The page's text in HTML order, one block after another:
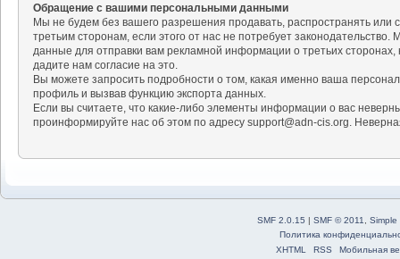
Обращение с вашими персональными данными
Мы не будем без вашего разрешения продавать, распространять
третьим сторонам, если этого от нас не потребует
данные для отправки вам рекламной информации о третьих сторонах,
дадите нам согласие на это.
Вы можете запросить подробности о том, какая именно ваша
профиль и вызвав функцию экспорта данных.
Если вы считаете, что какие-либо элементы информации о вас
проинформируйте нас об этом по адресу support@adn-cis.org.
SMF 2.0.15 | SMF © 2011
Simple
Политика
XHTML
RSS Мобильная